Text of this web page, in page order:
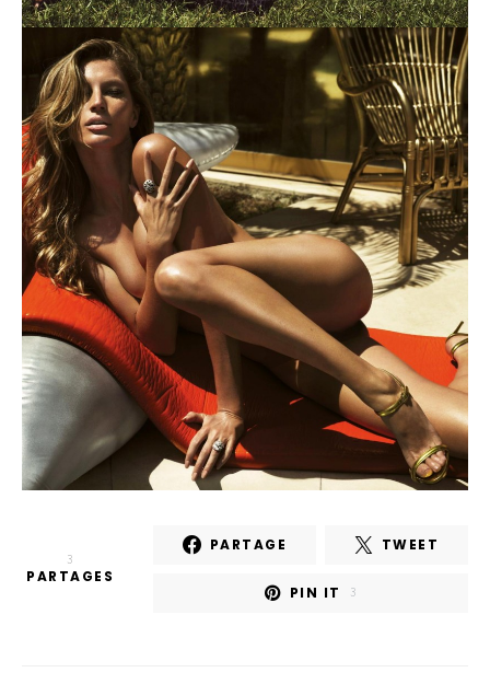
3
PARTAGES
PARTAGE TWEET
PIN IT 3